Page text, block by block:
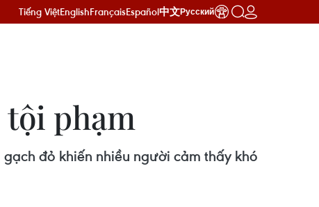
Tiếng ViệtEnglishFrançaisEspañol中文Русский
phạm
đỏ khiến nhiều người cảm thấy khó